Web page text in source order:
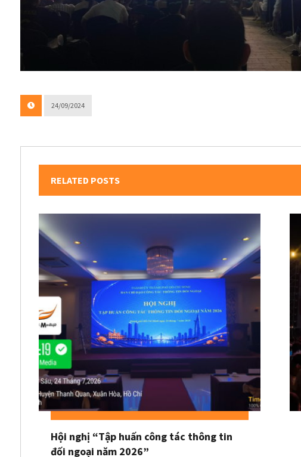
24/09/2024
RELATED POSTS
Hội nghị “Tập huấn công tác thông tin
đối ngoại năm 2026”